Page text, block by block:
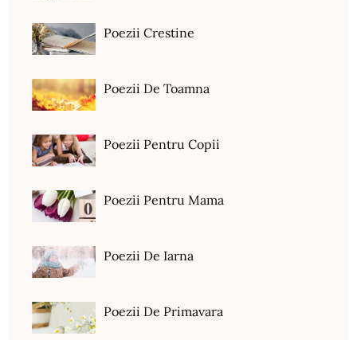
Poezii Crestine
Poezii De Toamna
Poezii Pentru Copii
Poezii Pentru Mama
Poezii De Iarna
Poezii De Primavara